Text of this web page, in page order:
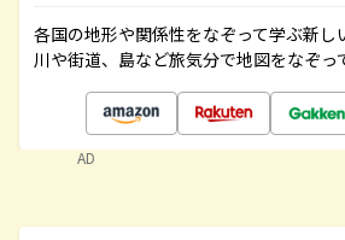
各国の地形や関係性をなぞって学ぶ新し
川や街道、島など旅気分で地図をなぞっ
AD